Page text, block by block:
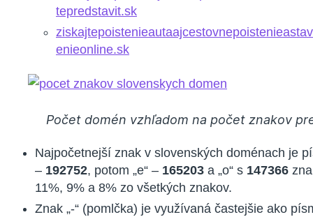
tepredstavit.sk
enieonline.sk
Počet domén vzhľadom na počet znakov
Najpočetnejší znak v slovenských doménach je
– 192752, potom „e“ – 165203 a „o“ s 147366
11%, 9% a 8% zo všetkých znakov.
Znak „-“ (pomlčka) je využívaná častejšie ako